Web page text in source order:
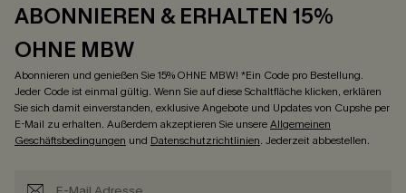
ABONNIEREN & ERHALTEN 15%
OHNE MBW
Abonnieren und genießen Sie 15% OHNE MBW! *Ein Code pro Bestellung.
Jeder Code ist einmal gültig. Wenn Sie auf diese Schaltfläche klicken, erklären
Sie sich damit einverstanden, exklusive Angebote und Updates von Cupshe per
E-Mail zu erhalten. Außerdem akzeptieren Sie unsereAllgemeinen
Geschäftsbedingungen und Datenschutzrichtlinien. Jederzeit abbestellen.